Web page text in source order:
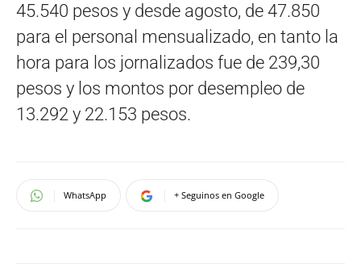
45.540 pesos y desde agosto, de 47.850
para el personal mensualizado, en tanto la
hora para los jornalizados fue de 239,30
pesos y los montos por desempleo de
13.292 y 22.153 pesos.
WhatsApp + Seguinos en Google